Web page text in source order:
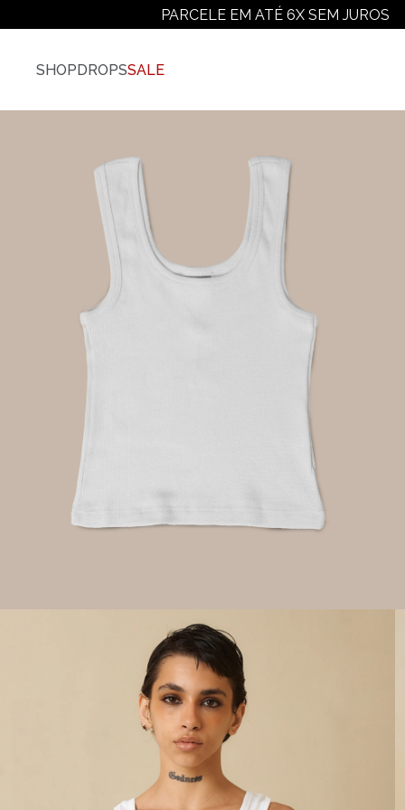
PARCELE EM ATÉ 6X SEM JUROS
SHOP
Jaquetas E Casacos
Camisetas
Camiseta Plus-Size
Camiseta Manga Longa
Moletons
DROPSSALE